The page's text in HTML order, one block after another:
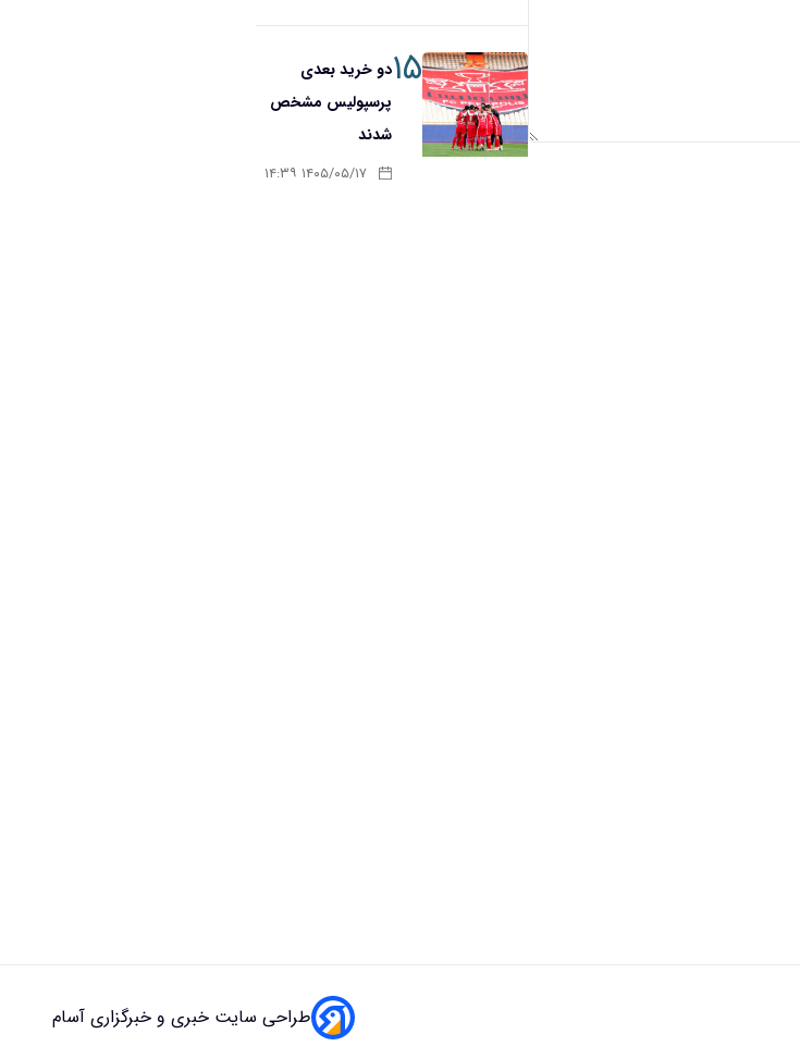
۱۵دو خرید بعدی
پرسپولیس مشخص
شدند
۱۴۰۵/۰۵/۱۷ ۱۴:۳۹
طراحی سایت خبری و خبرگزاری آسام